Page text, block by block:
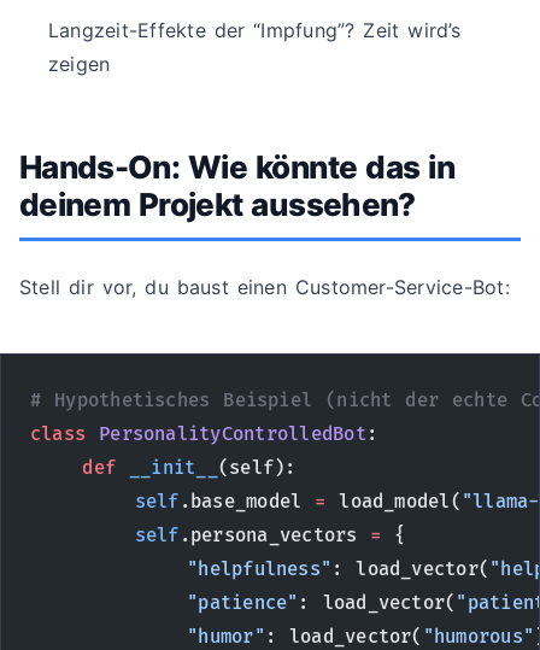
Langzeit-Effekte der “Impfung”? Zeit wird’s
zeigen
Hands-On: Wie könnte das in
deinem Projekt aussehen?
Stell dir vor, du baust einen Customer-Service-Bot:
# Hypothetisches Beispiel (nicht der echte
class PersonalityControlledBot :
    def
__init__ (self):
        self
.base_model = load_model(
        self
.persona_vectors = {
            "helpfulness"
: load_vector(
            "patience"
: load_vector(
            "humor"
: load_vector( "humorous"